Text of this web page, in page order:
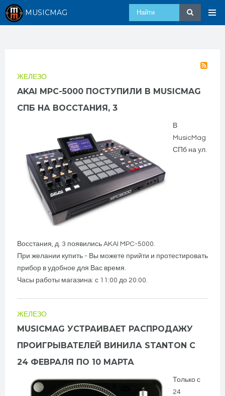
MUSICMAG
ЖЕЛЕЗО
AKAI MPC-5000 ПОСТУПИЛИ В MUSICMAG
СПБ НА ВОССТАНИЯ, 3
В
MusicMag
СПб на ул.
Восстания, д. 3 появились AKAI MPC-5000.
При желании купить - Вы можете прийти и протестировать
прибор в удобное для Вас время.
Часы работы магазина: с 11:00 до 20:00.
ЖЕЛЕЗО
MUSICMAG УСТРАИВАЕТ РАСПРОДАЖУ
ПРОИГРЫВАТЕЛЕЙ ВИНИЛА STANTON С
24 ФЕВРАЛЯ ПО 10 МАРТА
Только с
24